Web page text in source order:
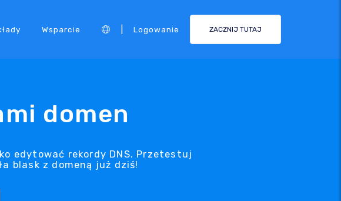
Wsparcie Logowanie ZACZNIJ TUTAJ
domen
edytować rekordy DNS. Przetestuj
blask z domeną już dziś!